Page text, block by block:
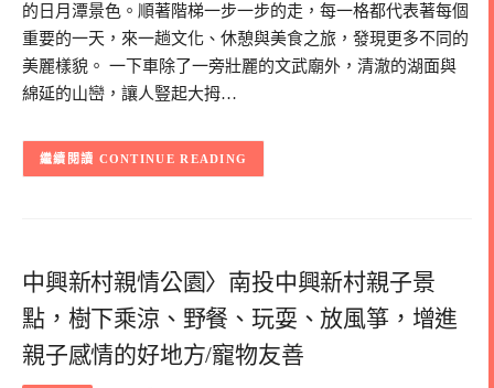
的日月潭景色。順著階梯一步一步的走，每一格都代表著每個
重要的一天，來一趟文化、休憩與美食之旅，發現更多不同的
美麗樣貌。 一下車除了一旁壯麗的文武廟外，清澈的湖面與
綿延的山巒，讓人豎起大拇…
CONTINUE READING
中興新村親情公園〉南投中興新村親子景
點，樹下乘涼、野餐、玩耍、放風箏，增進
親子感情的好地方/寵物友善